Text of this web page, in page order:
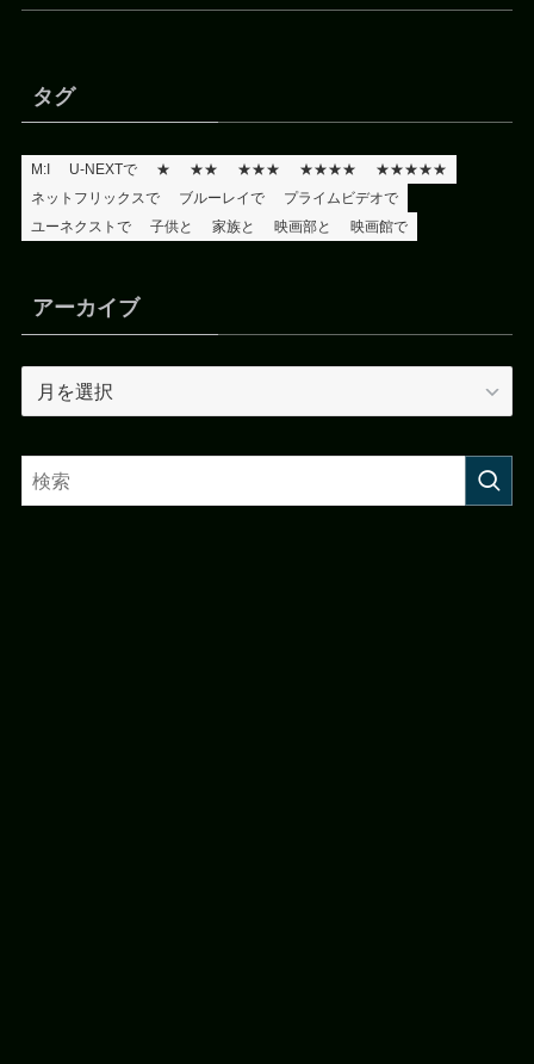
タグ
M:I U-NEXTで ★ ★★ ★★★ ★★★★
★★★★★
ネットフリックスで
ブルーレイで
プライムビデオで
ユーネクストで
子供と 家族と 映画部と 映画館で
アーカイブ
ー
イ